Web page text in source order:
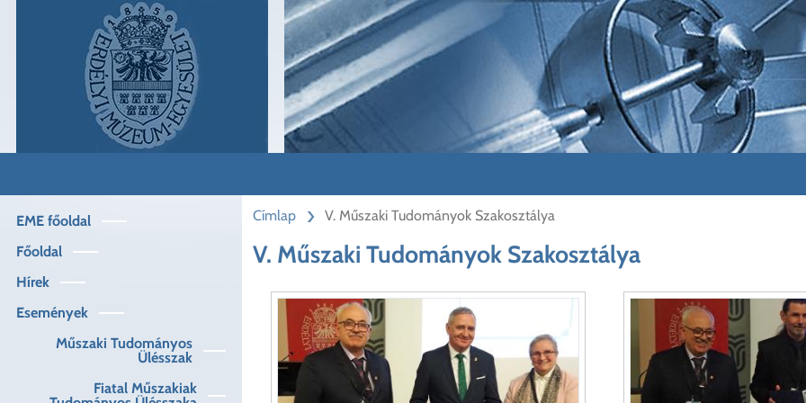
Címlap V. Műszaki Tudományok Szakosztálya
V. Műszaki Tudományok Szakosztálya
Műszaki
menü
EME főoldal
Főoldal
Hírek
Események
Műszaki Tudományos
Ülésszak
Fiatal Műszakiak